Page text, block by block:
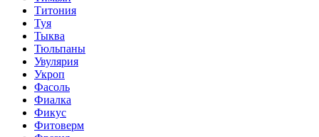
Титония
Туя
Тыква
Тюльпаны
Увулярия
Укроп
Фасоль
Фиалка
Фикус
Фитоверм